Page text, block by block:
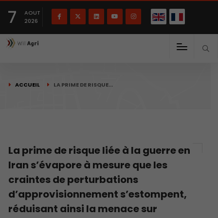
7
AOUT
2026
ACCUEIL LA PRIME DE RISQUE…
La prime de risque liée à la guerre en
Iran s’évapore à mesure que les
craintes de perturbations
d’approvisionnement s’estompent,
réduisant ainsi la menace sur
Français English(English)